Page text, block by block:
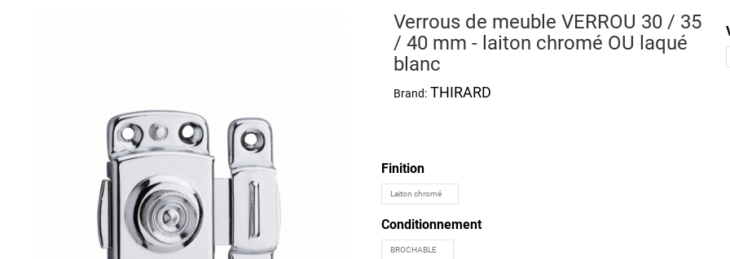
Verrous de meuble VERROU 30 / 35
/ 40 mm - laiton chromé OU laqué
blanc
Brand: THIRARD
Finition
Conditionnement